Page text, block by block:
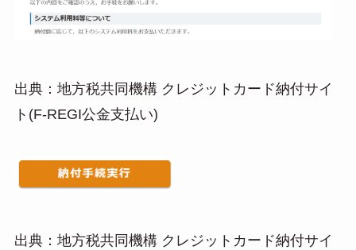
出典：地方税共同機構 クレジットカード納付サイ
ト(F-REGI公金支払い)
出典：地方税共同機構 クレジットカード納付サイ